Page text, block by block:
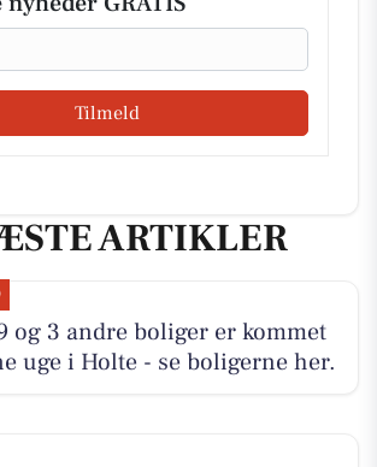
Tilmeld
ARTIKLER
og 3 andre boliger er kommet
uge i Holte - se boligerne her.